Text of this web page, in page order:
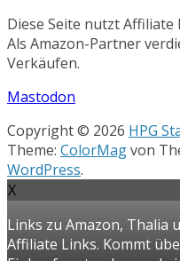
Diese Seite nutzt
Als Amazon-Partner
Verkäufen.
Mastodon
Copyright © 2026 HPG
Theme: ColorMagvon
WordPress.
X
Links zu Amazon, Thalia
Affiliate Links. Kommt